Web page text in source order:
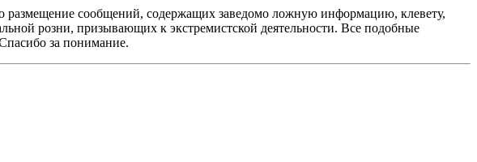
размещение сообщений, содержащих заведомо ложную информацию, клевету,
розни, призывающих к экстремистской деятельности. Все подобные
за понимание.